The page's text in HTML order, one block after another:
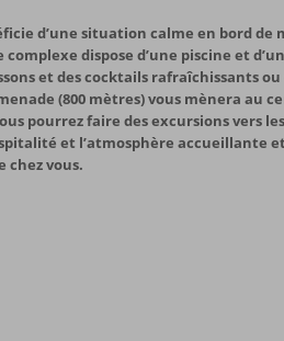
d’une situation calme en bord de
dispose d’une piscine et
et des cocktails rafraîchissants
(800 mètres) vous mènera au
pourrez faire des excursions vers
et l’atmosphère accueillante
chez vous.